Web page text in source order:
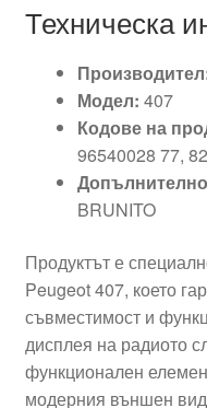
Техническа
Модел: 407
Кодове на
96540028 77,
BRUNITO
Продуктът е
Peugeot 407, което
съвместимост и
дисплея на радиото
функционален
модерния външен